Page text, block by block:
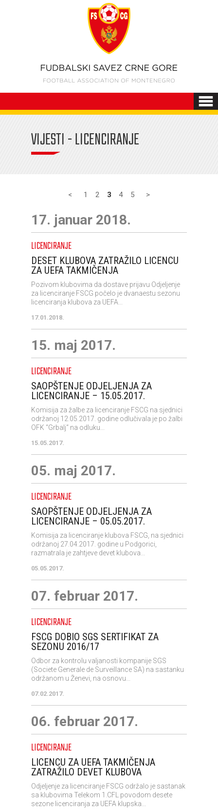
VIJESTI - LICENCIRANJE
< 1 2 3 4 5 >
17. januar 2018.
LICENCIRANJE
DESET KLUBOVA ZATRAŽILO LICENCU
ZA UEFA TAKMIČENJA
Pozivom klubovima da dostave prijavu Odjeljenje
za licenciranje FSCG počelo je dvanaestu sezonu
licenciranja klubova za UEFA...
17.01.2018.
15. maj 2017.
LICENCIRANJE
SAOPŠTENJE ODJELJENJA ZA
LICENCIRANJE – 15.05.2017.
Komisija za žalbe za licenciranje FSCG na sjednici
održanoj 12.05.2017. godine odlučivala je po žalbi
OFK “Grbalj“ na odluku...
15.05.2017.
05. maj 2017.
LICENCIRANJE
SAOPŠTENJE ODJELJENJA ZA
LICENCIRANJE – 05.05.2017.
Komisija za licenciranje klubova FSCG, na sjednici
održanoj 27.04.2017. godine u Podgorici,
razmatrala je zahtjeve devet klubova...
05.05.2017.
07. februar 2017.
LICENCIRANJE
FSCG DOBIO SGS SERTIFIKAT ZA
SEZONU 2016/17
Odbor za kontrolu valjanosti kompanije SGS
(Societe Generale de Surveillance SA) na sastanku
održanom u Ženevi, na osnovu...
07.02.2017.
06. februar 2017.
LICENCIRANJE
LICENCU ZA UEFA TAKMIČENJA
ZATRAŽILO DEVET KLUBOVA
Odjeljenje za licenciranje FSCG održalo je sastanak
sa klubovima Telekom 1.CFL povodom desete
sezone licenciranja za UEFA klupska...